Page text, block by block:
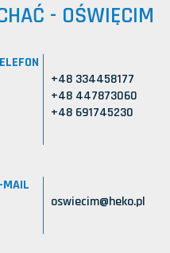
- OŚWIĘCIM
+48 334458177
+48 447873060
+48 691745230
MAIL
oswiecim@heko.pl